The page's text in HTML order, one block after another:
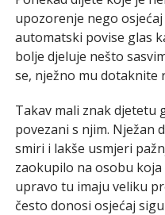
upozorenje nego
automatski povise glas
bolje djeluje nešto
se, nježno mu dotaknite
Takav mali znak djetetu
povezani s njim. Nježan
smiri i lakše usmjeri
zaokupilo na osobu koja
upravo tu imaju veliku
često donosi osjećaj